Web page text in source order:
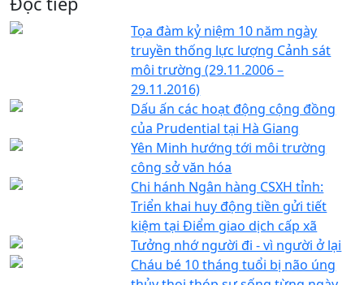
Tọa đàm kỷ niệm 10 năm ngày
truyền thống lực lượng Cảnh sát
môi trường (29.11.2006 –
29.11.2016)
Dấu ấn các hoạt động cộng đồng
của Prudential tại Hà Giang
Yên Minh hướng tới môi trường
công sở văn hóa
Chi hánh Ngân hàng CSXH tỉnh:
Triển khai huy động tiền gửi tiết
kiệm tại Điểm giao dịch cấp xã
Tưởng nhớ người đi - vì người ở lại
Cháu bé 10 tháng tuổi bị não úng